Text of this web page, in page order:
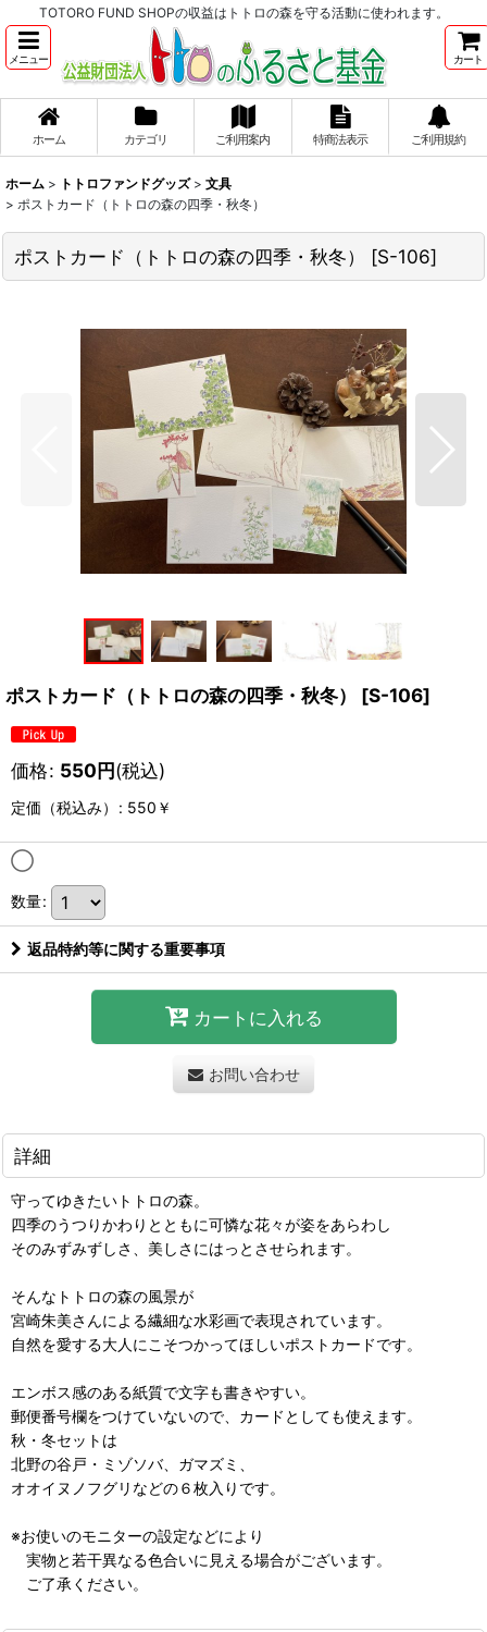
TOTORO FUND SHOPの収益はトトロの森を守る活動に使われます。
メニュー カート
ホーム カテゴリ ご利用案内 特商法表示 ご利用規約
ホーム > トトロファンドグッズ > 文具
> ポストカード（トトロの森の四季・秋冬）
ポストカード（トトロの森の四季・秋冬） [S-106]
ポストカード（トトロの森の四季・秋冬） [S-106]
価格: 550円(税込)
定価（税込み） : 550￥
◯
数量:
返品特約等に関する重要事項
カートに入れる
お問い合わせ
詳細
守ってゆきたいトトロの森。
四季のうつりかわりとともに可憐な花々が姿をあらわし
そのみずみずしさ、美しさにはっとさせられます。
そんなトトロの森の風景が
宮崎朱美さんによる繊細な水彩画で表現されています。
自然を愛する大人にこそつかってほしいポストカードです。
エンボス感のある紙質で文字も書きやすい。
郵便番号欄をつけていないので、カードとしても使えます。
秋・冬セットは
北野の谷戸・ミゾソバ、ガマズミ、
オオイヌノフグリなどの６枚入りです。
※お使いのモニターの設定などにより
実物と若干異なる色合いに見える場合がございます。
ご了承ください。